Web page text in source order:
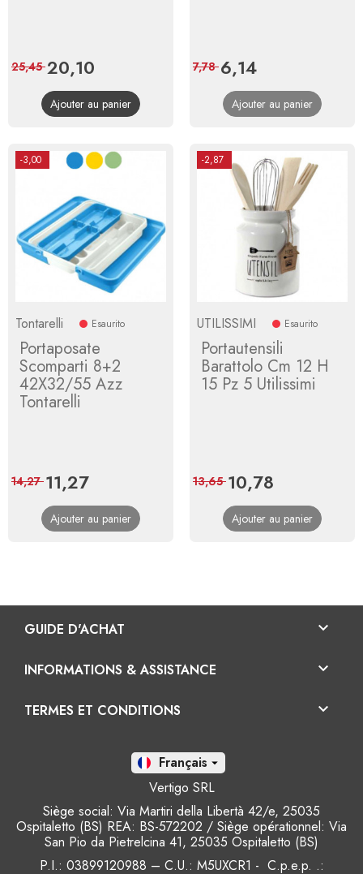
Prix
20,10
de
base
25,45
Ajouter au panier
Prix
6,14
de
base
7,78
Ajouter au panier
-3,00
Tontarelli Esaurito
Portaposate
Scomparti 8+2
42X32/55 Azz
Tontarelli
Prix
11,27
de
base
14,27
Ajouter au panier
-2,87
UTILISSIMI Esaurito
Portautensili
Barattolo Cm 12 H
15 Pz 5 Utilissimi
Prix
10,78
de
base
13,65
Ajouter au panier
GUIDE D'ACHAT 
INFORMATIONS & ASSISTANCE 
TERMES ET CONDITIONS 
Fr 
Vertigo SRL
Siège social: Via Martiri della Libertà 42/e, 25035
Ospitaletto (BS) REA: BS-572202 / Siège opérationnel: Via
San Pio da Pietrelcina 41, 25035 Ospitaletto (BS)
P.I.: 03899120988 – C.U.: M5UXCR1 - C.p.e.p. .: